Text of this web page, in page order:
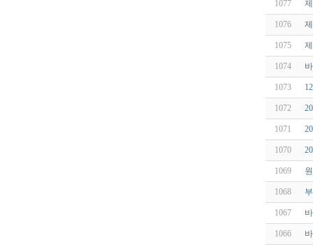
1077
1076
1075
1074
1073
1072
1071
1070
1069
1068
1067
1066